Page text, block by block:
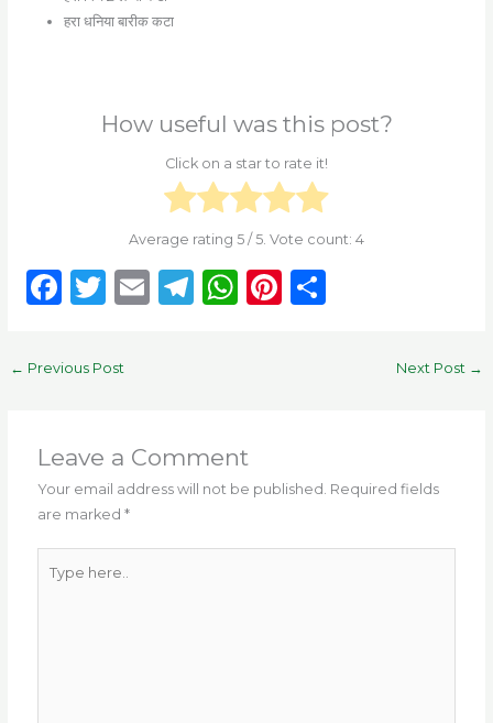
हरा धनिया बारीक कटा
How useful was this post?
Click on a star to rate it!
Average rating 5 / 5. Vote count: 4
F
c
o
o
k
T
it
E T
m
W
p
p
Pi S
← Previous Post Next Post →
Leave a Comment
Your email address will not be published. Required fields
are marked*
here..